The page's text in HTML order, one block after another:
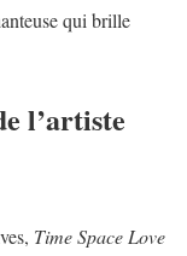
qui brille
l’artiste
Time Space Love